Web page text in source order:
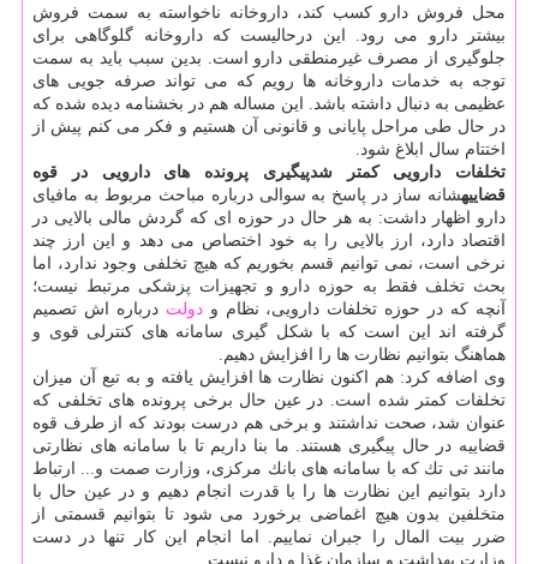
محل فروش دارو كسب كند، داروخانه ناخواسته به سمت فروش
بیشتر دارو می رود. این درحالیست كه داروخانه گلوگاهی برای
جلوگیری از مصرف غیرمنطقی دارو است. بدین سبب باید به سمت
توجه به خدمات داروخانه ها رویم كه می تواند صرفه جویی های
عظیمی به دنبال داشته باشد. این مساله هم در بخشنامه دیده شده كه
در حال طی مراحل پایانی و قانونی آن هستیم و فكر می كنم پیش از
اختتام سال ابلاغ شود.
تخلفات دارویی كمتر شدپیگیری پرونده های دارویی در قوه
قضاییهشانه ساز در پاسخ به سوالی درباره مباحث مربوط به مافیای
دارو اظهار داشت: به هر حال در حوزه ای كه گردش مالی بالایی در
اقتصاد دارد، ارز بالایی را به خود اختصاص می دهد و این ارز چند
نرخی است، نمی توانیم قسم بخوریم كه هیچ تخلفی وجود ندارد، اما
بحث تخلف فقط به حوزه دارو و تجهیزات پزشكی مرتبط نیست؛
آنچه كه در حوزه تخلفات دارویی، نظام ودولت درباره اش تصمیم
گرفته اند این است كه با شكل گیری سامانه های كنترلی قوی و
هماهنگ بتوانیم نظارت ها را افزایش دهیم.
وی اضافه كرد: هم اكنون نظارت ها افزایش یافته و به تبع آن میزان
تخلفات كمتر شده است. در عین حال برخی پرونده های تخلفی كه
عنوان شد، صحت نداشتند و برخی هم درست بودند كه از طرف قوه
قضاییه در حال پیگیری هستند. ما بنا داریم تا با سامانه های نظارتی
مانند تی تك كه با سامانه های بانك مركزی، وزارت صمت و... ارتباط
دارد بتوانیم این نظارت ها را با قدرت انجام دهیم و در عین حال با
متخلفین بدون هیچ اغماضی برخورد می شود تا بتوانیم قسمتی از
ضرر بیت المال را جبران نماییم. اما انجام این كار تنها در دست
وزارت بهداشت و سازمان غذا و دارو نیست.